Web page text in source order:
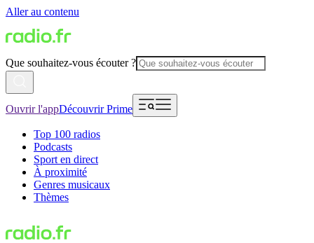
Aller au contenu
Que souhaitez-vous écouter ?
Ouvrir l'appDécouvrir Prime
Top 100 radios
Podcasts
Sport en direct
À proximité
Genres musicaux
Thèmes